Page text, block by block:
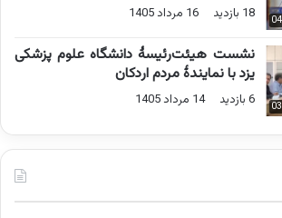
18 بازدید 16 مرداد 1405
نشست هیئت‌رئیسۀ دانشگاه علوم پزشکی
یزد با نمایندۀ مردم اردکان
6 بازدید 14 مرداد 1405